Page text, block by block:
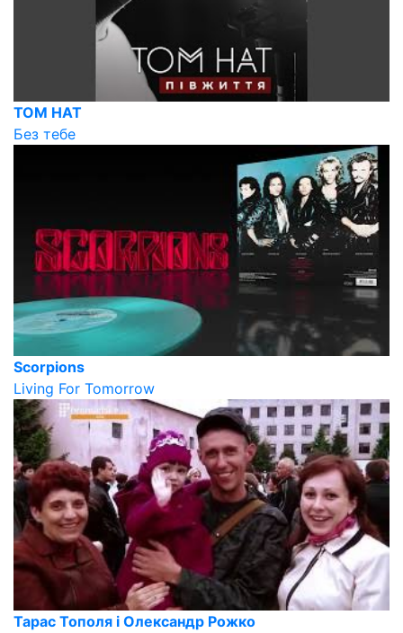
TOM HAT
Без тебе
Scorpions
Living For Tomorrow
Тарас Тополя і Олександр Рожко